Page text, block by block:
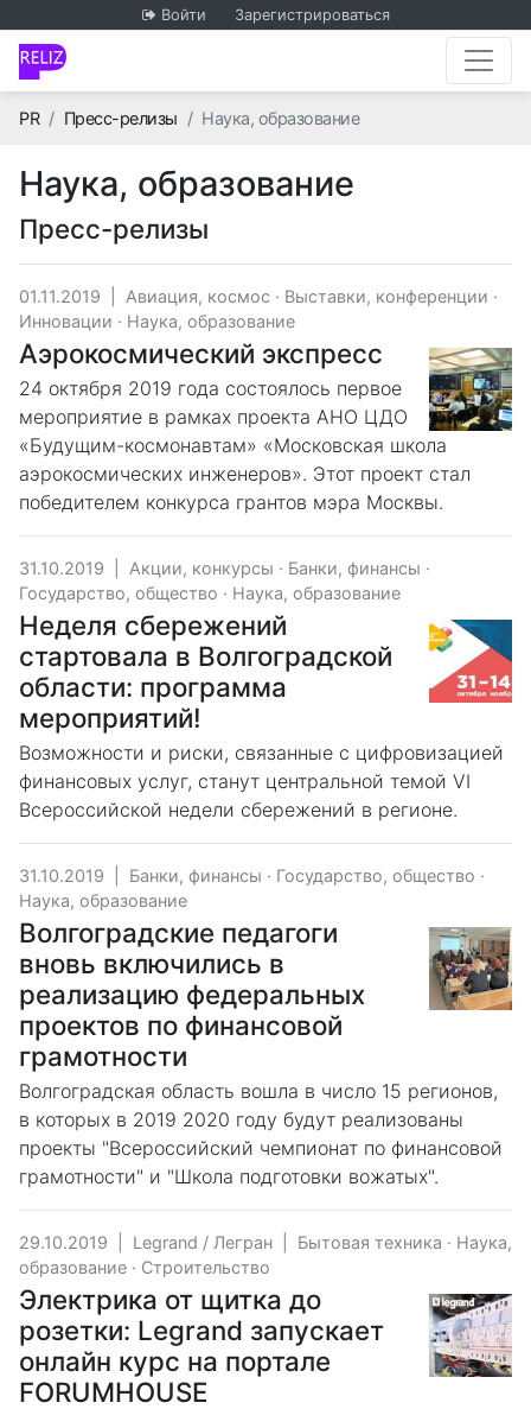
Войти Зарегистрироваться
PRГлавная
Пресс-релизы Наука, образование
Наука, образование
Пресс-релизы
01.11.2019 Авиация, космос · Выставки, конференции ·
Инновации · Наука, образование
Аэрокосмический экспресс
24 октября 2019 года состоялось первое
мероприятие в рамках проекта АНО ЦДО
«Будущим-космонавтам» «Московская школа
аэрокосмических инженеров». Этот проект стал
победителем конкурса грантов мэра Москвы.
31.10.2019 Акции, конкурсы · Банки, финансы ·
Государство, общество · Наука, образование
Неделя сбережений
стартовала в Волгоградской
области: программа
мероприятий!
Возможности и риски, связанные с цифровизацией
финансовых услуг, станут центральной темой VI
Всероссийской недели сбережений в регионе.
31.10.2019 Банки, финансы · Государство, общество ·
Наука, образование
Волгоградские педагоги
вновь включились в
реализацию федеральных
проектов по финансовой
грамотности
Волгоградская область вошла в число 15 регионов,
в которых в 2019 2020 году будут реализованы
проекты "Всероссийский чемпионат по финансовой
грамотности" и "Школа подготовки вожатых".
29.10.2019 Legrand / Легран Бытовая техника · Наука,
образование · Строительство
Электрика от щитка до
розетки: Legrand запускает
онлайн курс на портале
FORUMHOUSE